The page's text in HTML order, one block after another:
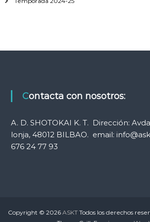
Contacta con nosotros:
A. D. SHOTOKAI K. T. Dirección:
lonja, 48012 BILBAO. email:
676 24 77 93
Copyright © 2026 ASKT Todos los derechos